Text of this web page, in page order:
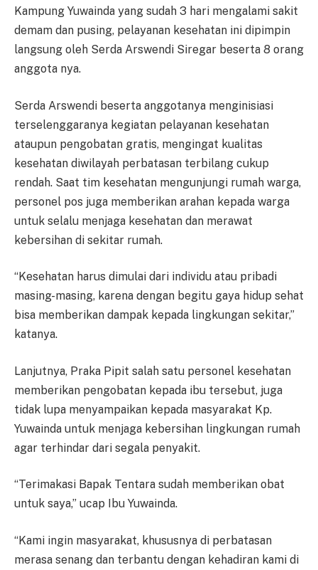
Kampung Yuwainda yang sudah 3 hari mengalami sakit
demam dan pusing, pelayanan kesehatan ini dipimpin
langsung oleh Serda Arswendi Siregar beserta 8 orang
anggota nya.
Serda Arswendi beserta anggotanya menginisiasi
terselenggaranya kegiatan pelayanan kesehatan
ataupun pengobatan gratis, mengingat kualitas
kesehatan diwilayah perbatasan terbilang cukup
rendah. Saat tim kesehatan mengunjungi rumah warga,
personel pos juga memberikan arahan kepada warga
untuk selalu menjaga kesehatan dan merawat
kebersihan di sekitar rumah.
“Kesehatan harus dimulai dari individu atau pribadi
masing-masing, karena dengan begitu gaya hidup sehat
bisa memberikan dampak kepada lingkungan sekitar,”
katanya.
Lanjutnya, Praka Pipit salah satu personel kesehatan
memberikan pengobatan kepada ibu tersebut, juga
tidak lupa menyampaikan kepada masyarakat Kp.
Yuwainda untuk menjaga kebersihan lingkungan rumah
agar terhindar dari segala penyakit.
“Terimakasi Bapak Tentara sudah memberikan obat
untuk saya,” ucap Ibu Yuwainda.
“Kami ingin masyarakat, khususnya di perbatasan
merasa senang dan terbantu dengan kehadiran kami di